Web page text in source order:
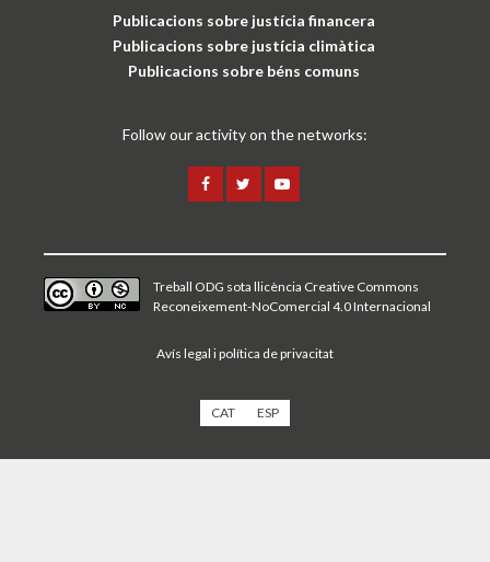
Publicacions sobre justícia financera
Publicacions sobre justícia climàtica
Publicacions sobre béns comuns
Follow our activity on the networks:
Treball ODG sota llicència Creative Commons
Reconeixement-NoComercial 4.0 Internacional
Avís legal i política de privacitat
CAT ESP